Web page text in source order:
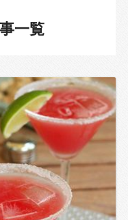
一覧